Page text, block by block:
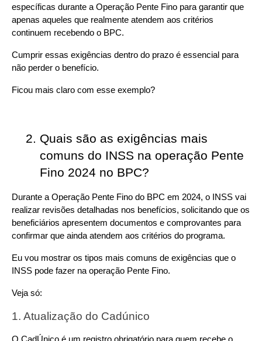
específicas durante a Operação Pente Fino para garantir que
apenas aqueles que realmente atendem aos critérios
continuem recebendo o BPC.
Cumprir essas exigências dentro do prazo é essencial para
não perder o benefício.
Ficou mais claro com esse exemplo?
Quais são as exigências mais
comuns do INSS na operação Pente
Fino 2024 no BPC?
Durante a Operação Pente Fino do BPC em 2024, o INSS vai
realizar revisões detalhadas nos benefícios, solicitando que os
beneficiários apresentem documentos e comprovantes para
confirmar que ainda atendem aos critérios do programa.
Eu vou mostrar os tipos mais comuns de exigências que o
INSS pode fazer na operação Pente Fino.
Veja só:
1. Atualização do Cadúnico